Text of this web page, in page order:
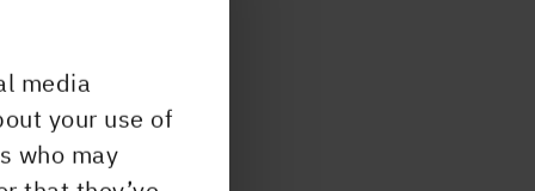
media
your use of
who may